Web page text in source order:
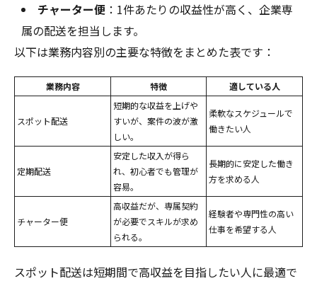
チャーター便：1件あたりの収益性が高く、企業専
属の配送を担当します。
以下は業務内容別の主要な特徴をまとめた表です：
業務内容 特徴 適している人
スポット配送
短期的な収益を上げや
すいが、案件の波が激
しい。
柔軟なスケジュールで
働きたい人
定期配送
安定した収入が得ら
れ、初心者でも管理が
容易。
長期的に安定した働き
方を求める人
チャーター便
高収益だが、専属契約
が必要でスキルが求め
られる。
経験者や専門性の高い
仕事を希望する人
スポット配送は短期間で高収益を目指したい人に最適で